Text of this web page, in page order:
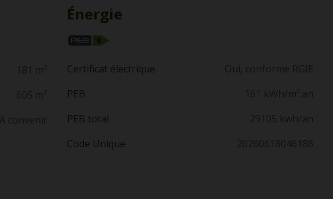
181 m²
605 m²
A convenir
Énergie
Certificat électrique
Oui, conforme RGIE
PEB
161 kWh/m².an
PEB total
29105 kwh/an
Code Unique
20260618046186